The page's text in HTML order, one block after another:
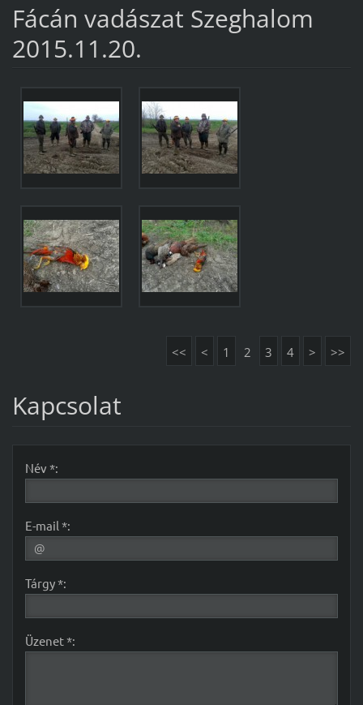
Fácán vadászat Szeghalom
2015.11.20.
<< < 1 2 3 4 > >>
Kapcsolat
Név *:
E-mail *:
Tárgy *:
Üzenet *: